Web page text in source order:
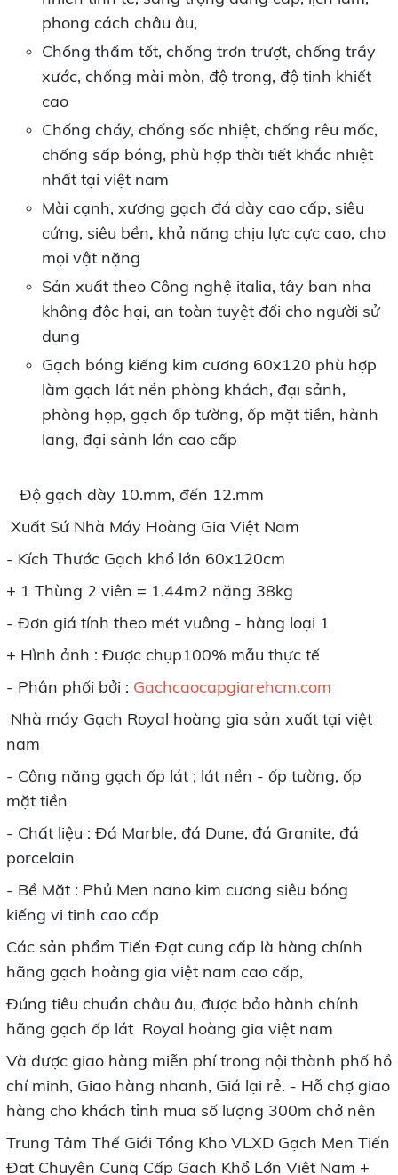
phong cách châu âu,
Chống thấm tốt, chống trơn trượt, chống trầy
xước, chống mài mòn, độ trong, độ tinh khiết
cao
Chống cháy, chống sốc nhiệt, chống rêu mốc,
chống sấp bóng, phù hợp thời tiết khắc nhiệt
nhất tại việt nam
Mài cạnh, xương gạch đá dày cao cấp, siêu
cứng, siêu bền, khả năng chịu lực cực cao, cho
mọi vật nặng
Sản xuất theo Công nghệ italia, tây ban nha
không độc hại, an toàn tuyệt đối cho người sử
dụng
Gạch bóng kiếng kim cương 60x120 phù hợp
làm gạch lát nền phòng khách, đại sảnh,
phòng họp, gạch ốp tường, ốp mặt tiền, hành
lang, đại sảnh lớn cao cấp
Độ gạch dày 10.mm, đến 12.mm
Xuất Sứ Nhà Máy Hoàng Gia Việt Nam
- Kích Thước Gạch khổ lớn 60x120cm
+ 1 Thùng 2 viên = 1.44m2 nặng 38kg
- Đơn giá tính theo mét vuông - hàng loại 1
+ Hình ảnh : Được chụp100% mẫu thực tế
- Phân phối bởi : Gachcaocapgiarehcm.com
Nhà máy Gạch Royal hoàng gia sản xuất tại việt
nam
- Công năng gạch ốp lát ; lát nền - ốp tường, ốp
mặt tiền
- Chất liệu : Đá Marble, đá Dune, đá Granite, đá
porcelain
- Bề Mặt : Phủ Men nano kim cương siêu bóng
kiếng vi tinh cao cấp
Các sản phẩm Tiến Đạt cung cấp là hàng chính
hãng gạch hoàng gia việt nam cao cấp,
Đúng tiêu chuẩn châu âu, được bảo hành chính
hãng gạch ốp lát Royal hoàng gia việt nam
Và được giao hàng miễn phí trong nội thành phố hồ
chí minh, Giao hàng nhanh, Giá lại rẻ. - Hỗ chợ giao
hàng cho khách tỉnh mua số lượng 300m chở nên
Trung Tâm Thế Giới Tổng Kho VLXD Gạch Men Tiến
Đạt Chuyên Cung Cấp Gạch Khổ Lớn Việt Nam +